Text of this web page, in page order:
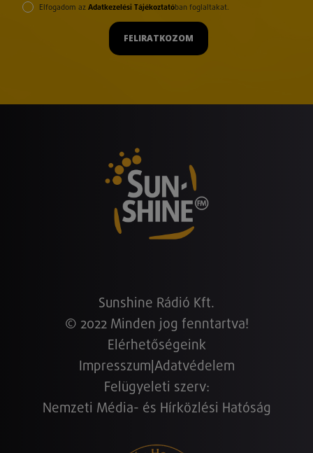
Elfogadom az Adatkezelési Tájékoztatóban foglaltakat.
FELIRATKOZOM
Sunshine Rádió Kft.
© 2022 Minden jog fenntartva!
Elérhetőségeink
Impresszum Adatvédelem
Felügyeleti szerv:
Nemzeti Média- és Hírközlési Hatóság